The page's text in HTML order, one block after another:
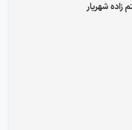
زاده شهریار